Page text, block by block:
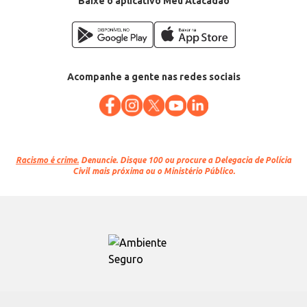
Acompanhe a gente nas redes sociais
Racismo é crime. Denuncie. Disque 100 ou procure a Delegacia de Polícia
Civil mais próxima ou o Ministério Público.